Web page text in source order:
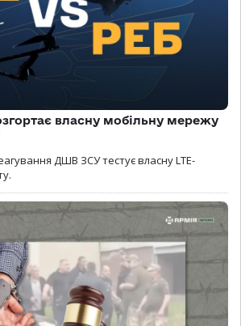
власну мобільну мережу
ДШВ ЗСУ тестує власну LTE-